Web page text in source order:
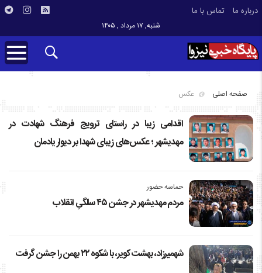
درباره ما تماس با ما
شنبه, ۱۷ مرداد , ۱۴۰۵
صفحه اصلی عکس
اقدامی زیبا در راستای ترویج فرهنگ شهادت در
مهدیشهر ؛ عکس‌های زیبای شهدا بر دیوار یادمان
حماسه حضور
مردم مهدیشهر در جشن ۴۵ سالگیِ انقلاب
شهمیرزاد، بهشت کویر، با شکوه ۲۲ بهمن را جشن گرفت